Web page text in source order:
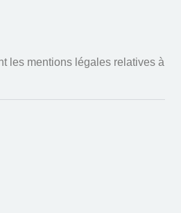
les mentions légales relatives à